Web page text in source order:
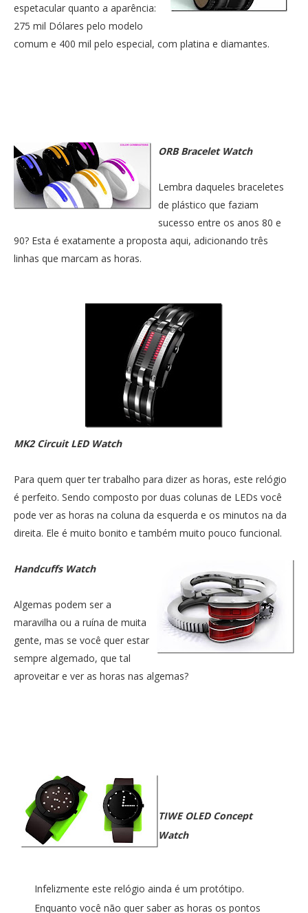
espetacular quanto a aparência:
275 mil Dólares pelo modelo
comum e 400 mil pelo especial, com platina e diamantes.
ORB Bracelet Watch
Lembra daqueles braceletes
de plástico que faziam
sucesso entre os anos 80 e
90? Esta é exatamente a proposta aqui, adicionando três
linhas que marcam as horas.
MK2 Circuit LED Watch
Para quem quer ter trabalho para dizer as horas, este relógio
é perfeito. Sendo composto por duas colunas de LEDs você
pode ver as horas na coluna da esquerda e os minutos na da
direita. Ele é muito bonito e também muito pouco funcional.
Handcuffs Watch
Algemas podem ser a
maravilha ou a ruína de muita
gente, mas se você quer estar
sempre algemado, que tal
aproveitar e ver as horas nas algemas?
TIWE OLED Concept
Watch
Infelizmente este relógio ainda é um protótipo.
Enquanto você não quer saber as horas os pontos